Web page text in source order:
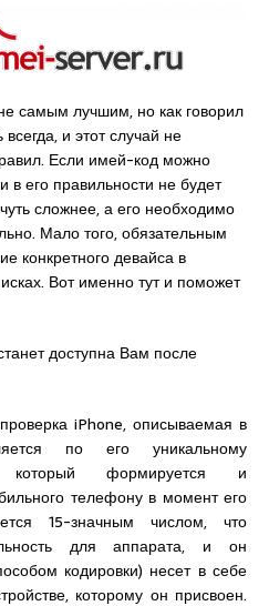
самым лучшим, но как говорил
и этот случай не
Если имей-код можно
в его правильности не будет
сложнее, а его необходимо
Мало того, обязательным
конкретного девайса в
Вот именно тут и поможет
доступна Вам после
iPhone, описываемая в
по его уникальному
который формируется и
телефону в момент его
15-значным числом, что
для аппарата, и он
кодировки) несет в себе
которому он присвоен.